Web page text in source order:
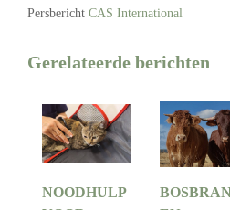
Persbericht CAS International
Gerelateerde berichten
NOODHULP